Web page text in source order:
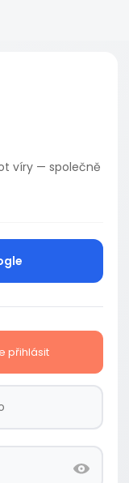
víry — společně
přihlásit